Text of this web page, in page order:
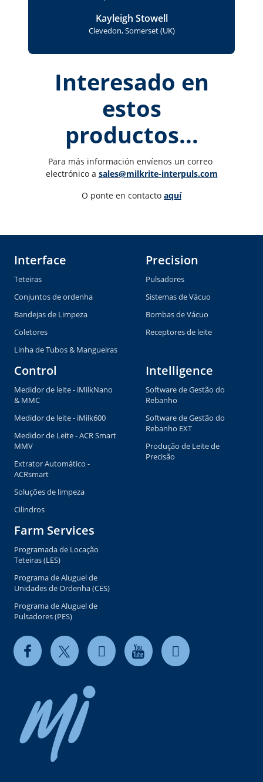
Kayleigh Stowell
Clevedon, Somerset (UK)
Interesado en
estos
productos...
Para más información envíenos un correo
electrónico a sales@milkrite-interpuls.com
O ponte en contacto aquí
Interface
Teteiras
Conjuntos de ordenha
Bandejas de Limpeza
Coletores
Linha de Tubos & Mangueiras
Precision
Pulsadores
Sistemas de Vácuo
Bombas de Vácuo
Receptores de leite
Control
Medidor de leite - iMilkNano
& MMC
Medidor de leite - iMilk600
Medidor de Leite - ACR Smart
MMV
Extrator Automático -
ACRsmart
Soluções de limpeza
Cilindros
Intelligence
Software de Gestão do
Rebanho
Software de Gestão do
Rebanho EXT
Produção de Leite de
Precisão
Farm Services
Programada de Locação
Teteiras (LES)
Programa de Aluguel de
Unidades de Ordenha (CES)
Programa de Aluguel de
Pulsadores (PES)